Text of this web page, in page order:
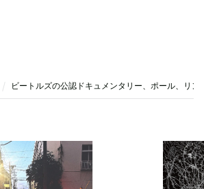
ビートルズの公認ドキュメンタリー、ポール、リ